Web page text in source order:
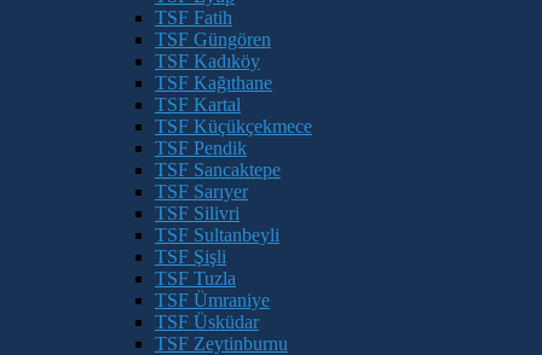
TSF Fatih
TSF Güngören
TSF Kadıköy
TSF Kağıthane
TSF Kartal
TSF Küçükçekmece
TSF Pendik
TSF Sancaktepe
TSF Sarıyer
TSF Silivri
TSF Sultanbeyli
TSF Şişli
TSF Tuzla
TSF Ümraniye
TSF Üsküdar
TSF Zeytinburnu